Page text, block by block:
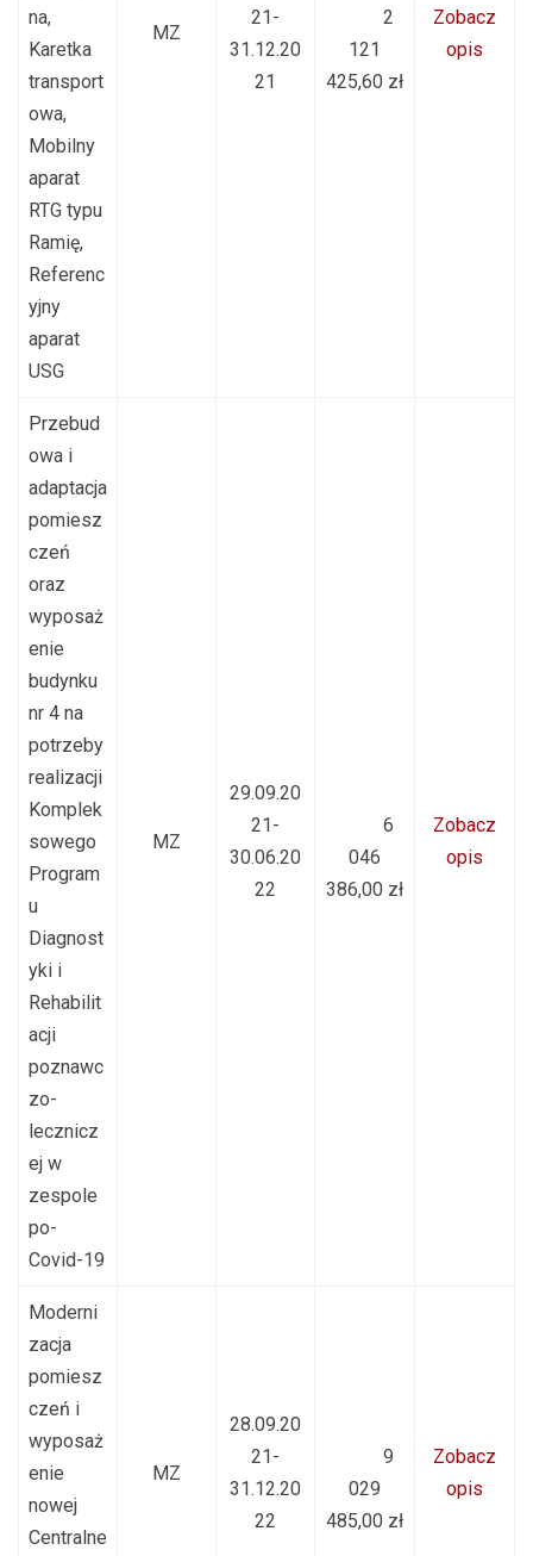
na,
Karetka
transport
owa,
Mobilny
aparat
RTG typu
Ramię,
Referenc
yjny
aparat
USG
MZ
21-
31.12.20
21
2
121
425,60 zł
Zobacz
opis
Przebud
owa i
adaptacja
pomiesz
czeń
oraz
wyposaż
enie
budynku
nr 4 na
potrzeby
realizacji
Komplek
sowego
Program
u
Diagnost
yki i
Rehabilit
acji
poznawc
zo-
lecznicz
ej w
zespole
po-
Covid-19
MZ
29.09.20
21-
30.06.20
22
6
046
386,00 zł
Zobacz
opis
Moderni
zacja
pomiesz
czeń i
wyposaż
enie
nowej
Centralne
MZ
28.09.20
21-
31.12.20
22
9
029
485,00 zł
Zobacz
opis